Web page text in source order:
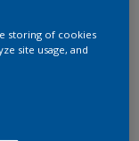
online
we werken
storing of cookies
site usage, and